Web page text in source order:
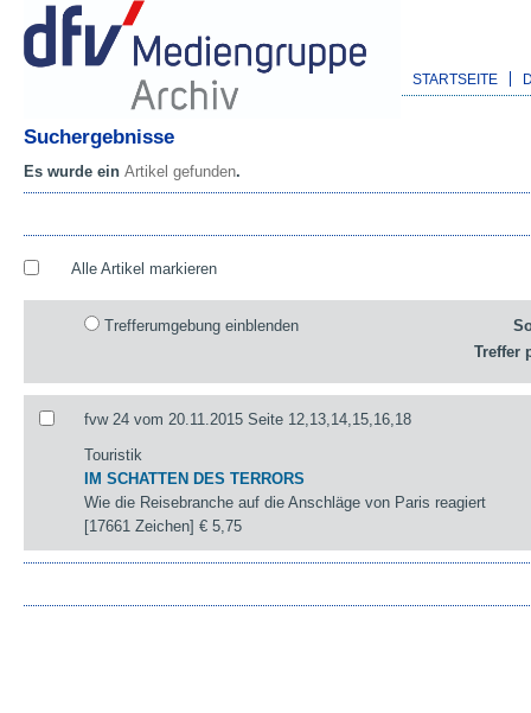
STARTSEITE
Suchergebnisse
Es wurde ein Artikel gefunden.
Alle Artikel markieren
Trefferumgebung einblenden
Treffer
fvw 24 vom 20.11.2015 Seite 12,13,14,15,16,18
Touristik
IM SCHATTEN DES TERRORS
Wie die Reisebranche auf die Anschläge von Paris reagiert
[17661 Zeichen]€ 5,75